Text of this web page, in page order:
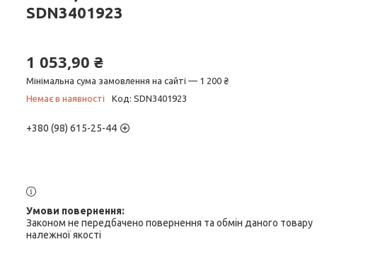
SDN3401923
1 053,90 ₴
Мінімальна сума замовлення на сайті — 1 200 ₴
Немає в наявності
Код: SDN3401923
+380 (98) 615-25-44
Законом не передбачено повернення та обмін даного товару
належної якості